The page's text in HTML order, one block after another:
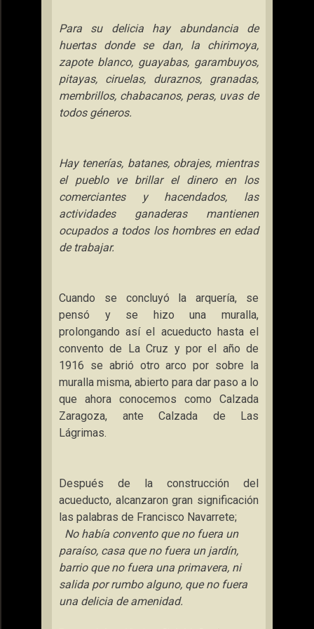
Para su delicia hay abundancia de
huertas donde se dan, la chirimoya,
zapote blanco, guayabas, garambuyos,
pitayas, ciruelas, duraznos, granadas,
membrillos, chabacanos, peras, uvas de
todos géneros.
Hay tenerías, batanes, obrajes, mientras
el pueblo ve brillar el dinero en los
comerciantes y hacendados, las
actividades ganaderas mantienen
ocupados a todos los hombres en edad
de trabajar.
Cuando se concluyó la arquería, se
pensó y se hizo una muralla,
prolongando así el acueducto hasta el
convento de La Cruz y por el año de
1916 se abrió otro arco por sobre la
muralla misma, abierto para dar paso a lo
que ahora conocemos como Calzada
Zaragoza, ante Calzada de Las
Lágrimas.
Después de la construcción del
acueducto, alcanzaron gran significación
las palabras de Francisco Navarrete;
No había convento que no fuera un
paraíso, casa que no fuera un jardín,
barrio que no fuera una primavera, ni
salida por rumbo alguno, que no fuera
una delicia de amenidad.